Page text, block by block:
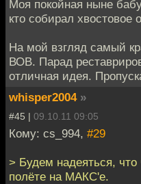
Моя покойная ныне
кто собирал хвостовое
На мой взгляд самый
ВОВ. Парад
отличная идея.
whisper2004 »
#45 | 09.10.11 09:05
Кому: cs_994, #29
> Будем надеяться, что
полёте на МАКС'е.